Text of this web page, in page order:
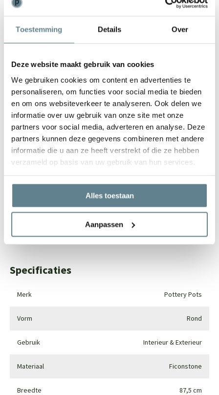
Toestemming Details Over
Deze website maakt gebruik van cookies
We gebruiken cookies om content en advertenties te
personaliseren, om functies voor social media te bieden
en om ons websiteverkeer te analyseren. Ook delen we
informatie over uw gebruik van onze site met onze
partners voor social media, adverteren en analyse. Deze
partners kunnen deze gegevens combineren met andere
informatie die u aan ze heeft verstrekt of die ze hebben
verzameld op basis van uw gebruik van hun services.
Alles toestaan
Aanpassen
De plantenbak is zeer gemakkelijk in onderhoud. Is de plantenbak
borstel of doek en met lauw water. Gebruik
agressieve
schoonmaakmiddelen.
We staan voor je klaar
Wil je advies of heb je een vraag? Neem contact op met ons
team!
Mailinfo@polyesterplantenbakken.nl
0344-228104
Specificaties
Merk Pottery Pots
Vorm Rond
Gebruik Interieur & Exterieur
Materiaal Ficonstone
Breedte 87,5 cm